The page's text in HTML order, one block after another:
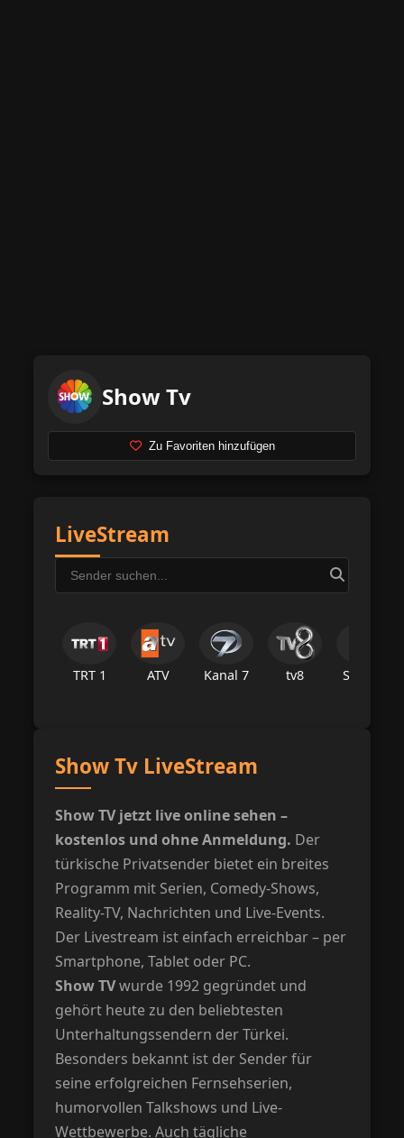
Show Tv
Zu Favoriten hinzufügen
LiveStream
TRT 1 ATV Kanal 7 tv8 Star Tv
Show Tv LiveStream
Show TV jetzt live online sehen –
kostenlos und ohne Anmeldung. Der
türkische Privatsender bietet ein breites
Programm mit Serien, Comedy-Shows,
Reality-TV, Nachrichten und Live-Events.
Der Livestream ist einfach erreichbar – per
Smartphone, Tablet oder PC.
Show TVwurde 1992 gegründet und
gehört heute zu den beliebtesten
Unterhaltungssendern der Türkei.
Besonders bekannt ist der Sender für
seine erfolgreichen Fernsehserien,
humorvollen Talkshows und Live-
Wettbewerbe. Auch tägliche